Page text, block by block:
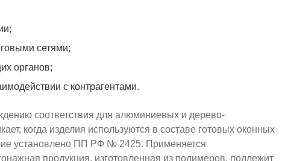
сетями;
органов;
с контрагентами.
соответствия для алюминиевых и дерево-
когда изделия используются в составе готовых оконных
установлено ПП РФ № 2425. Применяется
продукция, изготовленная из полимеров, подлежит